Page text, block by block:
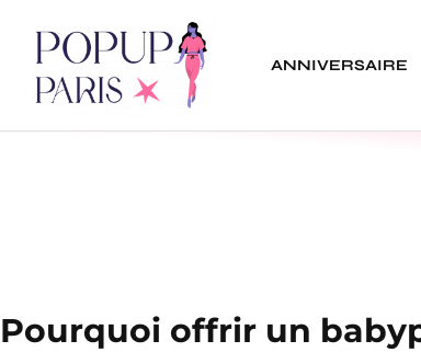
ANNIVERSAIRE
Pourquoi offrir un